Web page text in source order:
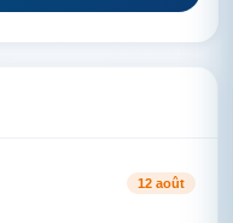
12 août